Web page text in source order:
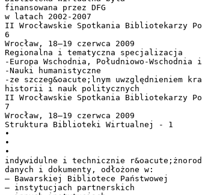
finansowana przez DFG
w latach 2002-2007
II Wrocławskie Spotkania Bibliotekarzy
6
Wrocław, 18–19 czerwca 2009
Regionalna i tematyczna specjalizacja
-Europa Wschodnia, Południowo-Wschodnia
-Nauki humanistyczne
-ze szczeg&oacute;lnym uwzględnieniem
historii i nauk politycznych
II Wrocławskie Spotkania Bibliotekarzy
7
Wrocław, 18–19 czerwca 2009
Struktura Biblioteki Wirtualnej - 1
•
•
•
indywidulne i technicznie
danych i dokumenty, odłożone w:
– Bawarskiej Bibliotece Państwowej
– instytucjach partnerskich